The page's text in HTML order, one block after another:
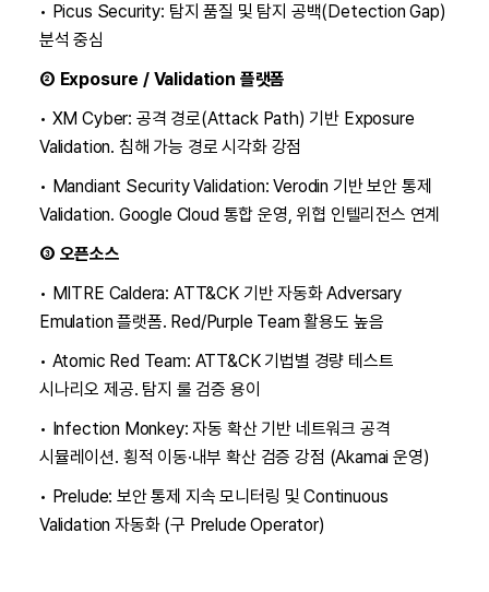
• Picus Security: 탐지 품질 및 탐지 공백(Detection Gap)
분석 중심
② Exposure / Validation 플랫폼
• XM Cyber: 공격 경로(Attack Path) 기반 Exposure
Validation. 침해 가능 경로 시각화 강점
• Mandiant Security Validation: Verodin 기반 보안 통제
Validation. Google Cloud 통합 운영, 위협 인텔리전스 연계
③ 오픈소스
• MITRE Caldera: ATT&CK 기반 자동화 Adversary
Emulation 플랫폼. Red/Purple Team 활용도 높음
• Atomic Red Team: ATT&CK 기법별 경량 테스트
시나리오 제공. 탐지 룰 검증 용이
• Infection Monkey: 자동 확산 기반 네트워크 공격
시뮬레이션. 횡적 이동·내부 확산 검증 강점 (Akamai 운영)
• Prelude: 보안 통제 지속 모니터링 및 Continuous
Validation 자동화 (구 Prelude Operator)